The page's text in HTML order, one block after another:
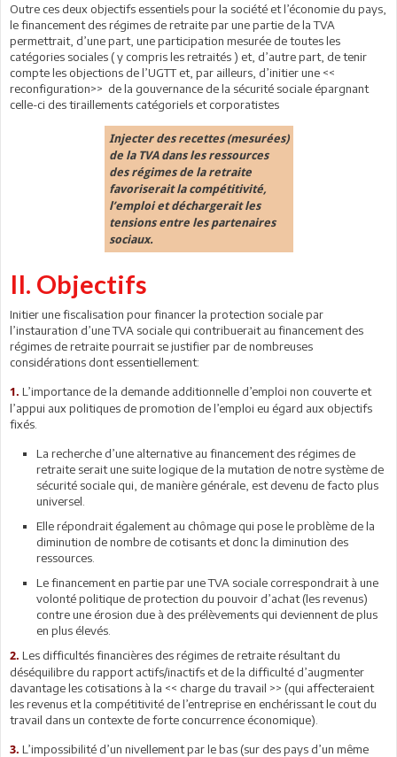
Outre ces deux objectifs essentiels pour la société et l’économie du pays,
le financement des régimes de retraite par une partie de la TVA
permettrait, d’une part, une participation mesurée de toutes les
catégories sociales ( y compris les retraités ) et, d’autre part, de tenir
compte les objections de l’UGTT et, par ailleurs, d’initier une <<
reconfiguration>> de la gouvernance de la sécurité sociale épargnant
celle-ci des tiraillements catégoriels et corporatistes
Injecter des recettes (mesurées)
de la TVA dans les ressources
des régimes de la retraite
favoriserait la compétitivité,
l’emploi et déchargerait les
tensions entre les partenaires
sociaux.
II. Objectifs
Initier une fiscalisation pour financer la protection sociale par
l’instauration d’une TVA sociale qui contribuerait au financement des
régimes de retraite pourrait se justifier par de nombreuses
considérations dont essentiellement:
1. L’importance de la demande additionnelle d’emploi non couverte et
l’appui aux politiques de promotion de l’emploi eu égard aux objectifs
fixés.
La recherche d’une alternative au financement des régimes de
retraite serait une suite logique de la mutation de notre système de
sécurité sociale qui, de manière générale, est devenu de facto plus
universel.
Elle répondrait également au chômage qui pose le problème de la
diminution de nombre de cotisants et donc la diminution des
ressources.
Le financement en partie par une TVA sociale correspondrait à une
volonté politique de protection du pouvoir d’achat (les revenus)
contre une érosion due à des prélèvements qui deviennent de plus
en plus élevés.
2. Les difficultés financières des régimes de retraite résultant du
déséquilibre du rapport actifs/inactifs et de la difficulté d’augmenter
davantage les cotisations à la << charge du travail >> (qui affecteraient
les revenus et la compétitivité de l’entreprise en enchérissant le cout du
travail dans un contexte de forte concurrence économique).
3. L’impossibilité d’un nivellement par le bas (sur des pays d’un même